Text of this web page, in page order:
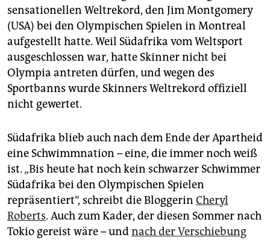
sensationellen Weltrekord, den Jim Montgomery
(USA) bei den Olympischen Spielen in Montreal
aufgestellt hatte. Weil Südafrika vom Weltsport
ausgeschlossen war, hatte Skinner nicht bei
Olympia antreten dürfen, und wegen des
Sportbanns wurde Skinners Weltrekord offiziell
nicht gewertet.
Südafrika blieb auch nach dem Ende der Apartheid
eine Schwimmnation – eine, die immer noch weiß
ist. „Bis heute hat noch kein schwarzer Schwimmer
Südafrika bei den Olympischen Spielen
repräsentiert“, schreibt die Bloggerin Cheryl
Roberts. Auch zum Kader, der diesen Sommer nach
Tokio gereist wäre – undnach der Verschiebung